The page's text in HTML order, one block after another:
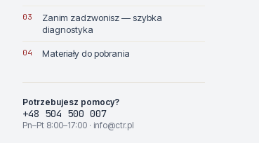
03
Zanim zadzwonisz — szybka
diagnostyka
04 Materiały do pobrania
Potrzebujesz pomocy?
+48 504 500 007
Pn–Pt 8:00–17:00 · info@ctr.pl